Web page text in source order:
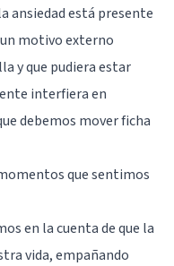
ansiedad está presente
motivo externo
y que pudiera estar
interfiera en
debemos mover ficha
que sentimos
en la cuenta de que la
vida, empañando